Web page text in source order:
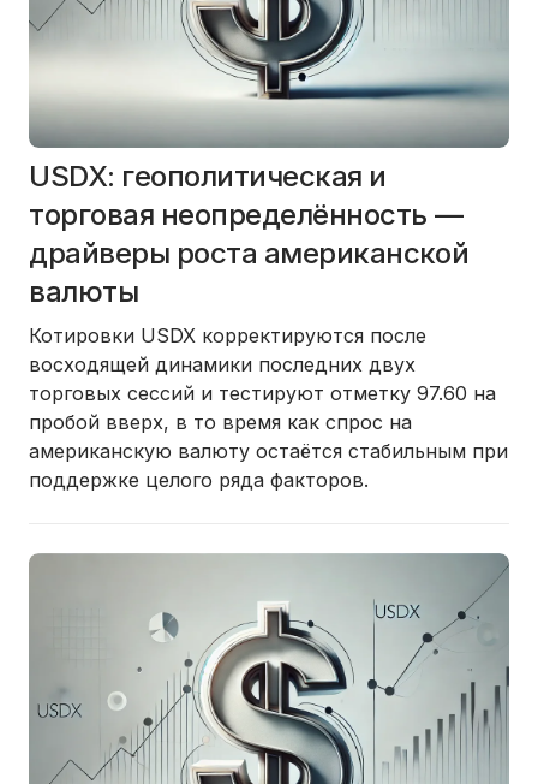
USDX: геополитическая и
торговая неопределённость —
драйверы роста американской
валюты
Котировки USDX корректируются после
восходящей динамики последних двух
торговых сессий и тестируют отметку 97.60 на
пробой вверх, в то время как спрос на
американскую валюту остаётся стабильным при
поддержке целого ряда факторов.